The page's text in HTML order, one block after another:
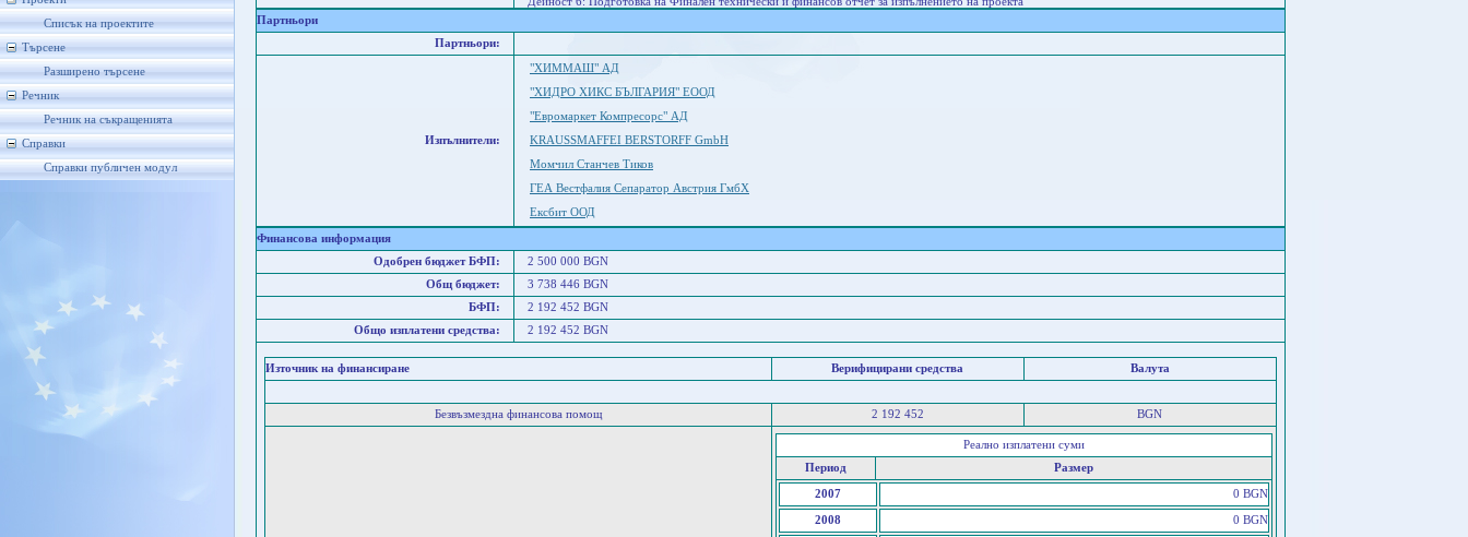
Списък на проектите
Търсене
Разширено търсене
Речник
Речник на съкращенията
Справки
Справки публичен модул
Партньори
Партньори:
Изпълнители:
"ХИММАШ" АД
"ХИДРО ХИКС БЪЛГАРИЯ" ЕООД
"Евромаркет Компресорс" АД
KRAUSSMAFFEI BERSTORFF GmbH
Момчил Станчев Тиков
ГЕА Вестфалия Сепаратор Австрия ГмбХ
Ексбит ООД
Финансова информация
Одобрен бюджет БФП:
2 500 000 BGN
Общ бюджет:
3 738 446 BGN
БФП:
2 192 452 BGN
Общо изплатени средства:
2 192 452 BGN
Източник на финансиране Верифицирани средства Валута
Безвъзмездна финансова помощ 2 192 452 BGN
Реално изплатени суми
Период
Размер
2007 0 BGN
2008 0 BGN